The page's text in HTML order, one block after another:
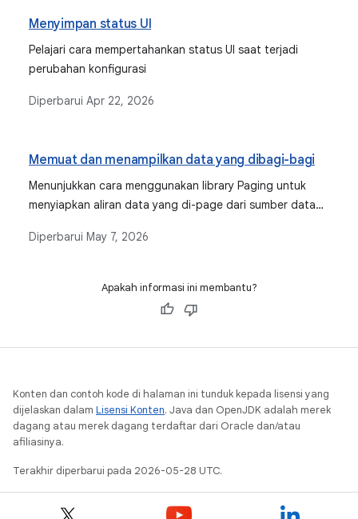
Menyimpan status UI
Pelajari cara mempertahankan status UI saat terjadi
perubahan konfigurasi
Diperbarui Apr 22, 2026
Memuat dan menampilkan data yang dibagi-bagi
Menunjukkan cara menggunakan library Paging untuk
menyiapkan aliran data yang di-page dari sumber data
Diperbarui May 7, 2026
Apakah informasi ini membantu?
Konten dan contoh kode di halaman ini tunduk kepada lisensi yang
dijelaskan dalam Lisensi Konten. Java dan OpenJDK adalah merek
dagang atau merek dagang terdaftar dari Oracle dan/atau
afiliasinya.
Terakhir diperbarui pada 2026-05-28 UTC.